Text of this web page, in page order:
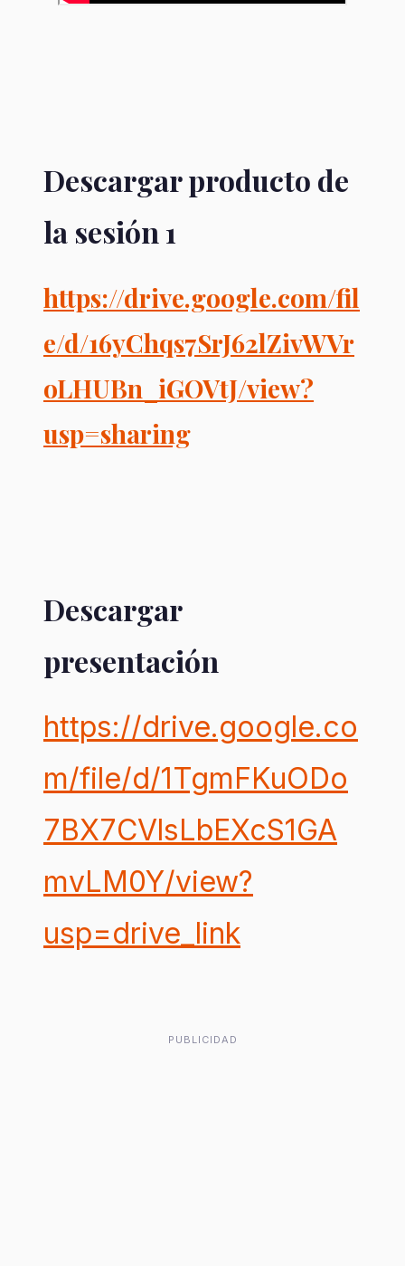
Descargar producto de
la sesión 1
https://drive.google.com/fil
e/d/16yChqs7SrJ62lZivWVr
oLHUBn_iGOVtJ/view?
usp=sharing
Descargar
presentación
https://drive.google.co
m/file/d/1TgmFKuODo
7BX7CVlsLbEXcS1GA
mvLM0Y/view?
usp=drive_link
PUBLICIDAD